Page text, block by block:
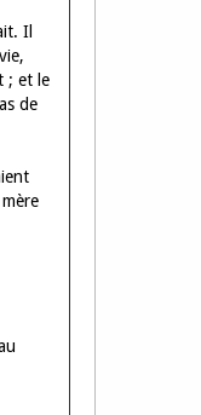
Il
; et le
de